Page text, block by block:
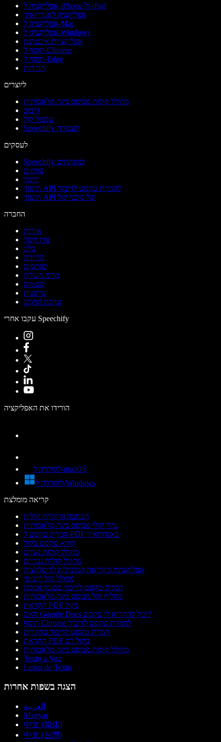
אפליקציה ל-iPhone ול-iPad
אפליקציה לאנדרואיד
אפליקציה ל-Mac
אפליקציה ל-Windows
אפליקציית אינטרנט
תוסף ל-Chrome
תוסף ל-Edge
הורדות
ליוצרים
מחולל קולות מבוסס בינה מלאכותית
דיבוב
שכפול קול
Speechify לעבודה
לעסקים
Speechify למפתחים
צוותים
חינוך
תיעוד API להמרת טקסט לדיבור
תיעוד API של סוכני קול
החברה
אודות
צרו קשר
בלוג
קריירה
שותפים
מרכז העזרה
סטטוס
עיתונות
ערכת המותג
עקבו אחרי Speechify
הורידו את האפליקציה
להורדה ל-macOS
להורדה ל-Windows
קריאה מומלצת
הכתבה והקלדה קולית
עוזר קולי מבוסס בינה מלאכותית
המרת טקסט ל-PDF באנדרואיד
קורא טקסט בקול
מחולל קולות נשיים
מחולל קולות גבריים
אפליקציות הקריאה המובילות לדיסלקציה
מחולל קול רובוטי
המרת טקסט לדיבור בסגנון אנימה
מחליף קול מבוסס בינה מלאכותית
הקראת PDF בקול
האם Google Docs יכול להקריא לי טקסט?
תוסף Chrome להמרת טקסט לדיבור
המרת טקסט לדיבור בהינדית
הקראת PDF בקול רם
מחולל קולות מבוסס בינה מלאכותית
Texto a Voz
Leitor de Texto
הצגה בשפות אחרות
العربية
Magyar
中文 (简体)
中文 (台灣)